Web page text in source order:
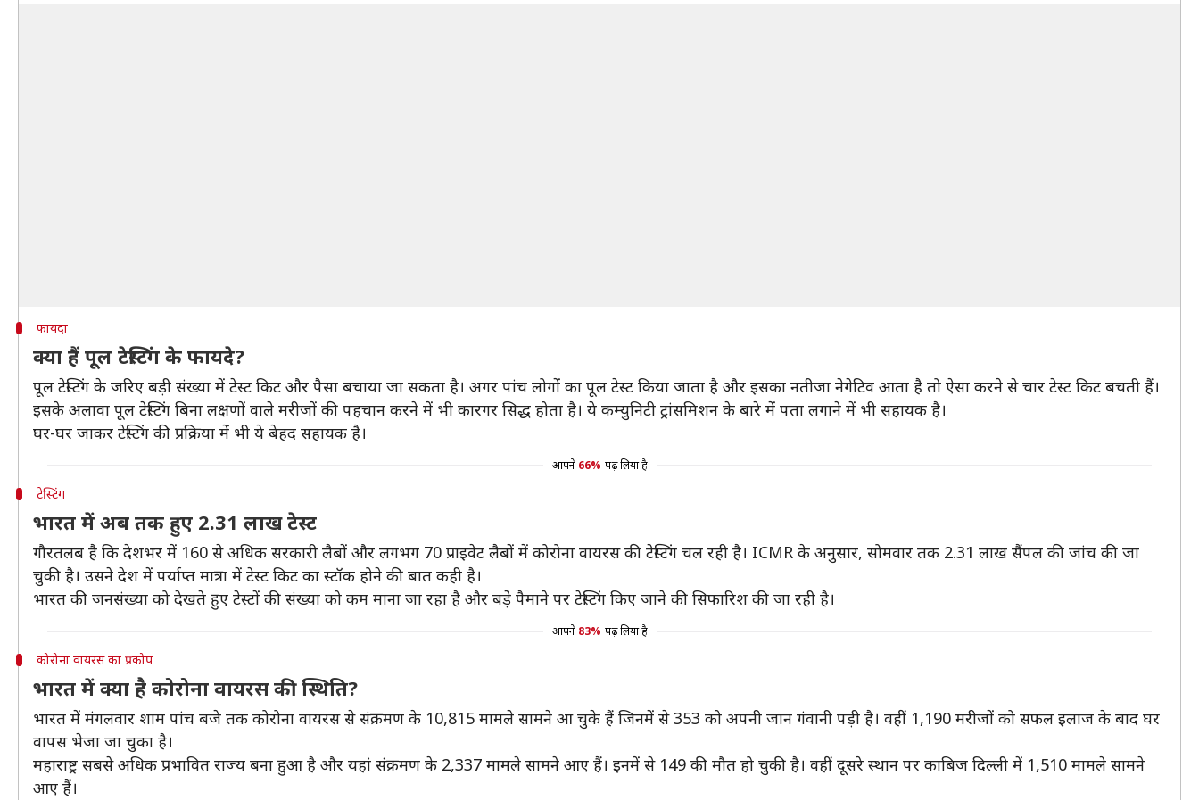
फायदा
क्या हैं पूल टेस्टिंग के फायदे?
पूल टेस्टिंग के जरिए बड़ी संख्या में टेस्ट किट और पैसा बचाया जा सकता है। अगर पांच लोगों का पूल टेस्ट किया जाता है और इसका नतीजा नेगेटिव आता है तो ऐसा करने से चार टेस्ट किट बचती हैं।
इसके अलावा पूल टेस्टिंग बिना लक्षणों वाले मरीजों की पहचान करने में भी कारगर सिद्ध होता है। ये कम्युनिटी ट्रांसमिशन के बारे में पता लगाने में भी सहायक है।
घर-घर जाकर टेस्टिंग की प्रक्रिया में भी ये बेहद सहायक है।
आपने 66% पढ़ लिया है
टेस्टिंग
भारत में अब तक हुए 2.31 लाख टेस्ट
गौरतलब है कि देशभर में 160 से अधिक सरकारी लैबों और लगभग 70 प्राइवेट लैबों में कोरोना वायरस की टेस्टिंग चल रही है। ICMR के अनुसार, सोमवार तक 2.31 लाख सैंपल की जांच की जा
चुकी है। उसने देश में पर्याप्त मात्रा में टेस्ट किट का स्टॉक होने की बात कही है।
भारत की जनसंख्या को देखते हुए टेस्टों की संख्या को कम माना जा रहा है और बड़े पैमाने पर टेस्टिंग किए जाने की सिफारिश की जा रही है।
आपने 83% पढ़ लिया है
कोरोना वायरस का प्रकोप
भारत में क्या है कोरोना वायरस की स्थिति?
भारत में मंगलवार शाम पांच बजे तक कोरोना वायरस से संक्रमण के 10,815 मामले सामने आ चुके हैं जिनमें से 353 को अपनी जान गंवानी पड़ी है। वहीं 1,190 मरीजों को सफल इलाज के बाद घर
वापस भेजा जा चुका है।
महाराष्ट्र सबसे अधिक प्रभावित राज्य बना हुआ है और यहां संक्रमण के 2,337 मामले सामने आए हैं। इनमें से 149 की मौत हो चुकी है। वहीं दूसरे स्थान पर काबिज दिल्ली में 1,510 मामले सामने
आए हैं।